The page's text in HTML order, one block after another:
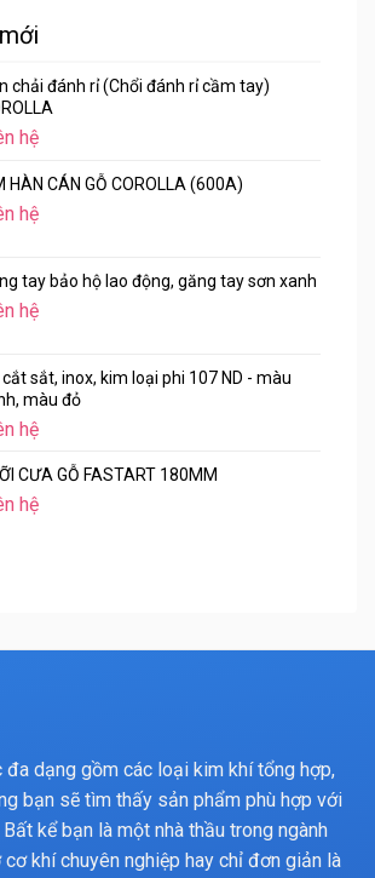
chải đánh rỉ (Chổi đánh rỉ cầm tay)
hệ
HÀN CÁN GỖ COROLLA (600A)
hệ
tay bảo hộ lao động, găng tay sơn xanh
hệ
sắt, inox, kim loại phi 107 ND - màu
màu đỏ
hệ
CƯA GỖ FASTART 180MM
hệ
đa dạng gồm các loại kim khí tổng hợp,
bạn sẽ tìm thấy sản phẩm phù hợp với
kể bạn là một nhà thầu trong ngành
khí chuyên nghiệp hay chỉ đơn giản là